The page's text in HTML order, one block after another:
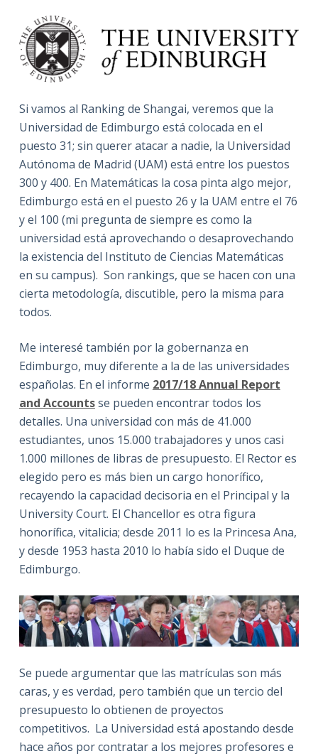
Si vamos al Ranking de Shangai, veremos que la
Universidad de Edimburgo está colocada en el
puesto 31; sin querer atacar a nadie, la Universidad
Autónoma de Madrid (UAM) está entre los puestos
300 y 400. En Matemáticas la cosa pinta algo mejor,
Edimburgo está en el puesto 26 y la UAM entre el 76
y el 100 (mi pregunta de siempre es como la
universidad está aprovechando o desaprovechando
la existencia del Instituto de Ciencias Matemáticas
en su campus). Son rankings, que se hacen con una
cierta metodología, discutible, pero la misma para
todos.
Me interesé también por la gobernanza en
Edimburgo, muy diferente a la de las universidades
españolas. En el informe 2017/18 Annual Report
and Accountsse pueden encontrar todos los
detalles. Una universidad con más de 41.000
estudiantes, unos 15.000 trabajadores y unos casi
1.000 millones de libras de presupuesto. El Rector es
elegido pero es más bien un cargo honorífico,
recayendo la capacidad decisoria en el Principal y la
University Court. El Chancellor es otra figura
honorífica, vitalicia; desde 2011 lo es la Princesa Ana,
y desde 1953 hasta 2010 lo había sido el Duque de
Edimburgo.
Se puede argumentar que las matrículas son más
caras, y es verdad, pero también que un tercio del
presupuesto lo obtienen de proyectos
competitivos. La Universidad está apostando desde
hace años por contratar a los mejores profesores e